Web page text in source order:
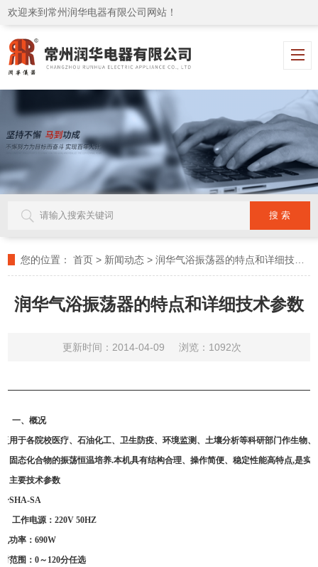
欢迎来到常州润华电器有限公司网站！
您的位置： 首页 > 新闻动态 >润华气浴振荡器的特点和详细技术参数
润华气浴振荡器的特点和详细技术参数
更新时间：2014-04-09 浏览：1092次
一、概况
用于各院校医疗、石油化工、卫生防疫、环境监测、土壤分析等科研部门作生物
固态化合物的振荡恒温培养.本机具有结构合理、操作简便、稳定性能高特点,是实
主要技术参数
SHA-SA
工作电源： 220V 50HZ
功率： 690W
范围： 0～ 120分任选